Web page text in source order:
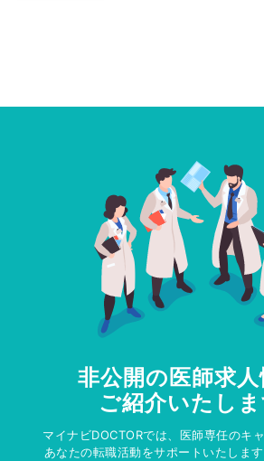
非公開の医師求人
ご紹介いたしま
マイナビDOCTORでは、医師専任のキ
あなたの転職活動をサポートいたしま